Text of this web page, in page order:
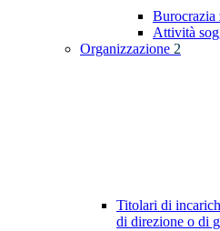
Burocrazia
Attività
Organizzazione 2
Titolari di
di direzione o di